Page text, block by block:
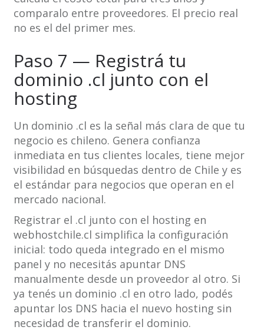
comparalo entre proveedores. El precio real
no es el del primer mes.
Paso 7 — Registrá tu
dominio .cl junto con el
hosting
Un dominio .cl es la señal más clara de que tu
negocio es chileno. Genera confianza
inmediata en tus clientes locales, tiene mejor
visibilidad en búsquedas dentro de Chile y es
el estándar para negocios que operan en el
mercado nacional.
Registrar el .cl junto con el hosting en
webhostchile.cl simplifica la configuración
inicial: todo queda integrado en el mismo
panel y no necesitás apuntar DNS
manualmente desde un proveedor al otro. Si
ya tenés un dominio .cl en otro lado, podés
apuntar los DNS hacia el nuevo hosting sin
necesidad de transferir el dominio.